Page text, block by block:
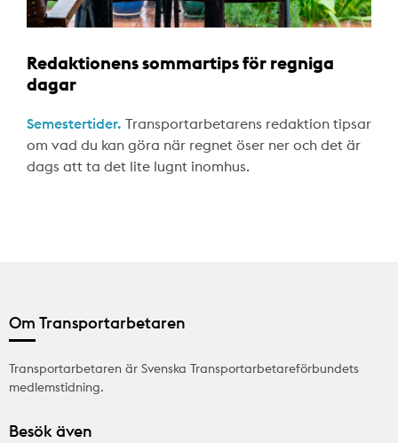
Redaktionens sommartips för regniga
dagar
Semestertider. Transportarbetarens redaktion tipsar
om vad du kan göra när regnet öser ner och det är
dags att ta det lite lugnt inomhus.
Om Transportarbetaren
Transportarbetaren är Svenska Transportarbetareförbundets
medlemstidning.
Besök även